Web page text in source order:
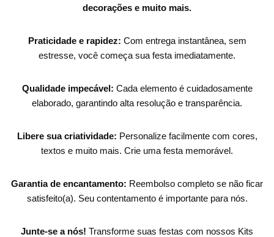
decorações e muito mais.
Praticidade e rapidez: Com entrega instantânea, sem
estresse, você começa sua festa imediatamente.
Qualidade impecável: Cada elemento é cuidadosamente
elaborado, garantindo alta resolução e transparência.
Libere sua criatividade: Personalize facilmente com cores,
textos e muito mais. Crie uma festa memorável.
Garantia de encantamento: Reembolso completo se não ficar
satisfeito(a). Seu contentamento é importante para nós.
Junte-se a nós! Transforme suas festas com nossos Kits